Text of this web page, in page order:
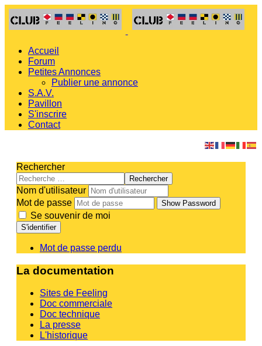
Accueil
Forum
Petites Annonces
Publier une annonce
S.A.V.
Pavillon
S'inscrire
Contact
Rechercher
Rechercher
Nom d'utilisateur
Mot de passe
Show Password
Se souvenir de moi
S'identifier
Mot de passe perdu
La documentation
Sites de Feeling
Doc commerciale
Doc technique
La presse
L'historique